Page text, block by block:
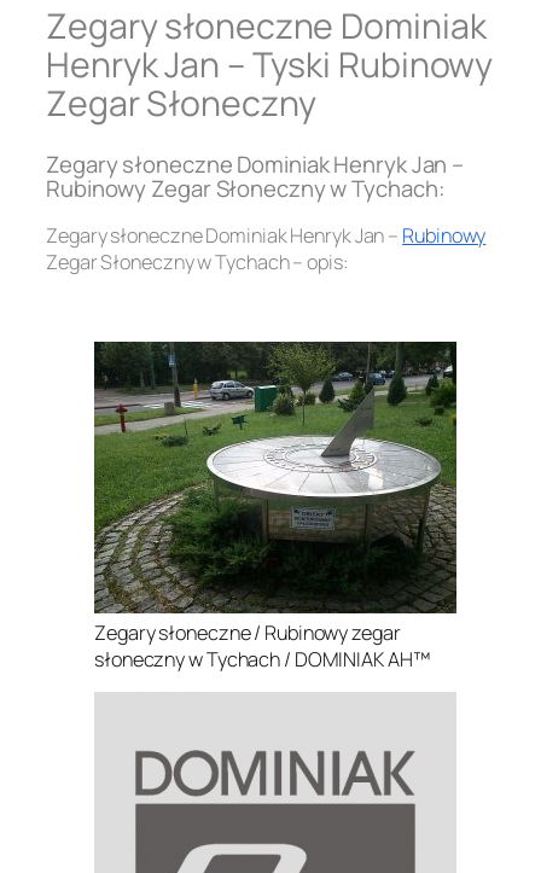
Zegary słoneczne Dominiak
Henryk Jan – Tyski Rubinowy
Zegar Słoneczny
Zegary słoneczne Dominiak Henryk Jan –
Rubinowy Zegar Słoneczny w Tychach:
Zegary słoneczne Dominiak Henryk Jan – Rubinowy
Zegar Słoneczny w Tychach – opis:
Zegary słoneczne / Rubinowy zegar
słoneczny w Tychach / DOMINIAK AH™